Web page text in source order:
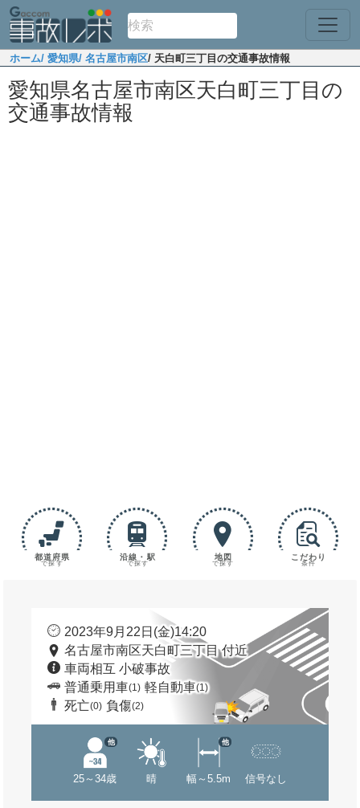
ホーム/ 愛知県/ 名古屋市南区/ 天白町三丁目の交通事故情報
愛知県名古屋市南区天白町三丁目の
交通事故情報
都道府県
で探す
沿線・駅
で探す
地図
で探す
こだわり
条件
2023年9月22日(金)14:20
名古屋市南区天白町三丁目 付近
車両相互 小破事故
普通乗用車(1) 軽自動車(1)
死亡(0) 負傷(2)
25～34歳
他
晴 幅～5.5m
他
信号なし